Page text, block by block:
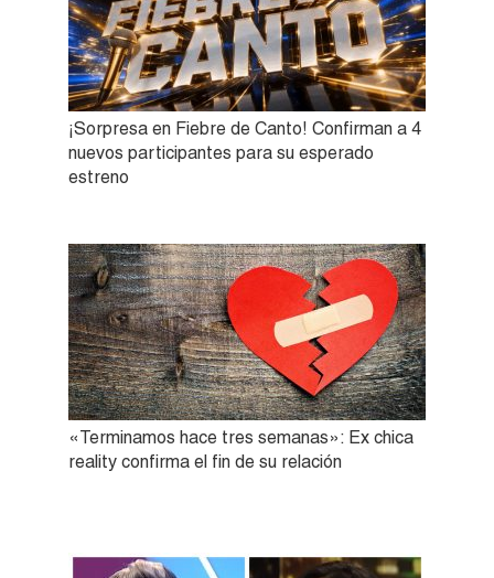
¡Sorpresa en Fiebre de Canto! Confirman a 4
nuevos participantes para su esperado
estreno
«Terminamos hace tres semanas»: Ex chica
reality confirma el fin de su relación